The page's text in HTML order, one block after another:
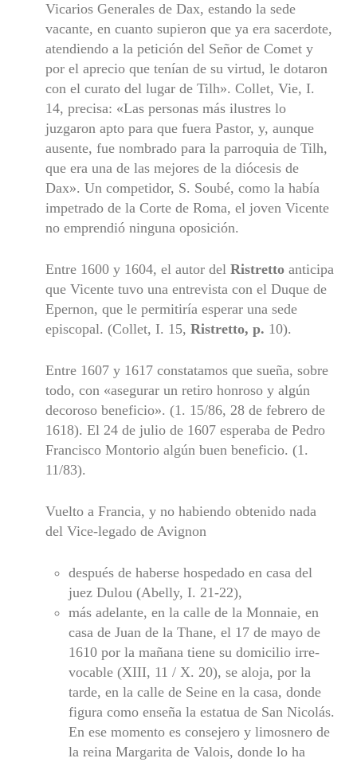
Vicarios Genera­les de Dax, estando la sede
vacante, en cuanto supieron que ya era sacerdote,
atendiendo a la petición del Señor de Comet y
por el apre­cio que tenían de su virtud, le dotaron
con el curato del lugar de Tilh». Collet, Vie, I.
14, precisa: «Las personas más ilustres lo
juzgaron apto para que fuera Pastor, y, aunque
ausente, fue nombrado para la pa­rroquia de Tilh,
que era una de las mejores de la diócesis de
Dax». Un competidor, S. Soubé, como la había
impetrado de la Corte de Roma, el joven Vicente
no emprendió ninguna oposición.
Entre 1600 y 1604, el autor del Ristretto anticipa
que Vicente tuvo una entrevista con el Duque de
Epernon, que le permitiría esperar una sede
episcopal. (Collet, I. 15, Ristretto, p. 10).
Entre 1607 y 1617 constatamos que sueña, sobre
todo, con «asegu­rar un retiro honroso y algún
decoroso beneficio». (1. 15/86, 28 de febrero de
1618). El 24 de julio de 1607 esperaba de Pedro
Francisco Montorio algún buen beneficio. (1.
11/83).
Vuelto a Francia, y no habiendo obtenido nada
del Vice-legado de Avignon
después de haberse hospedado en casa del
juez Dulou (Abelly, I. 21-22),
más adelante, en la calle de la Monnaie, en
casa de Juan de la Thane, el 17 de mayo de
1610 por la mañana tiene su domicilio irre­
vocable (XIII, 11 / X. 20), se aloja, por la
tarde, en la calle de Seine en la casa, donde
figura como enseña la estatua de San Nicolás.
En ese momento es consejero y limosnero de
la reina Margarita de Valois, donde lo ha